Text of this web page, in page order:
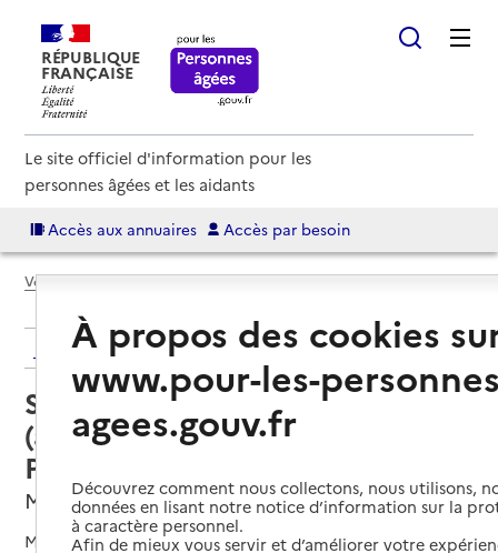
RÉPUBLIQUE
FRANÇAISE
Le site officiel d'information pour les
personnes âgées et les aidants
Accès aux annuaires Accès par besoin
Voir le fil d’Ariane
Retour aux résultats de l'annuaire
Service autonomie à domicile
(aide) – Services du CIAS Marciac
Plaisance
Marciac, GERS
Mis à jour le06/08/2026
À propos des cookies
www.pour-les-
agees.gouv.fr
Découvrez comment nous collectons, nous utilisons,
données en lisant notre notice d’information sur la
à caractère personnel.
Afin de mieux vous servir et d’améliorer votre